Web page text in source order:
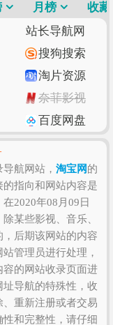
“百度索引”“360
及到的因素有访
索引量、内容质
等，如果需要
，因为一些确切
行如实提供，比
、跳出率、访问
得您去浏览和收
览网站的体验
的网站才是最好
月榜
收藏
站长导航网
搜狗搜索
淘片资源
奈菲影视
百度网盘
知乎专栏
脚本之家
GitHub
Gitee码云
美得云
航网站， 淘宝网的
指向和网站内容是
2020年08月09日
某些影视、音乐、
后期该网站的内容
管理员进行处理，
的网站收录页面进
导航的特殊性，收
重新注册或者交易
和完整性，请仔细